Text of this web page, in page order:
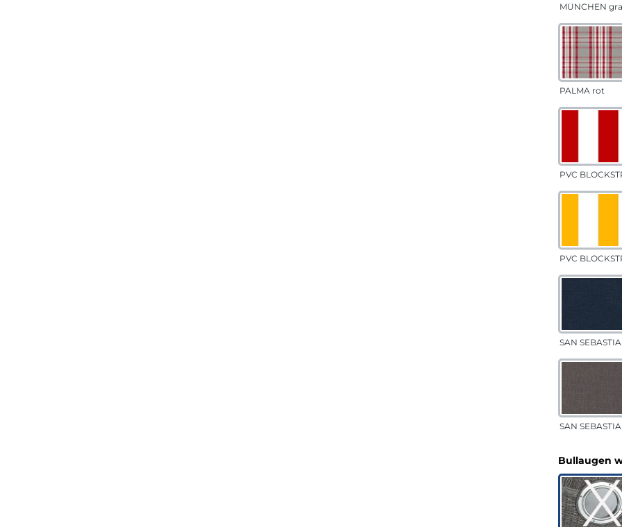
MÜNCHEN
PALMA rot
PVC
PVC
SAN
SAN
Bullaugen